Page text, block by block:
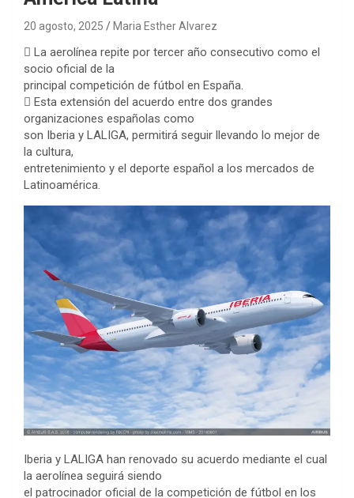
20 agosto, 2025 Maria Esther Alvarez
 La aerolínea repite por tercer año consecutivo como el
socio oficial de la
principal competición de fútbol en España.
 Esta extensión del acuerdo entre dos grandes
organizaciones españolas como
son Iberia y LALIGA, permitirá seguir llevando lo mejor de
la cultura,
entretenimiento y el deporte español a los mercados de
Latinoamérica.
Iberia y LALIGA han renovado su acuerdo mediante el cual
la aerolínea seguirá siendo
el patrocinador oficial de la competición de fútbol en los